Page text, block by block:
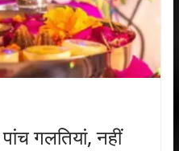
गलतियां, नहीं